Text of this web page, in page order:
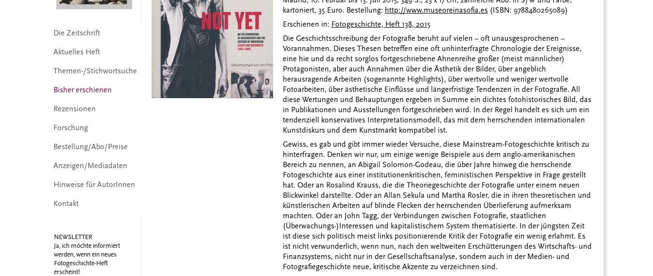
Die Zeitschrift
Aktuelles Heft
Themen-/Stichwortsuche
Bisher erschienen
Rezensionen
Forschung
Bestellung/Abo/Preise
Anzeigen/Mediadaten
Hinweise für AutorInnen
Kontakt
NEWSLETTER
Ja, ich möchte informiert
werden, wenn ein neues
Fotogeschichte-Heft
erscheint!
kartoniert, 35 Euro. Bestellung: http://www.museoreinasofia.es (ISBN: 9788480265089)
Erschienen in: Fotogeschichte, Heft 138, 2015
Die Geschichtsschreibung der Fotografie beruht auf vielen – oft unausgesprochenen –
Vorannahmen. Dieses Thesen betreffen eine oft unhinterfragte Chronologie der Ereignisse,
eine hie und da recht sorglos fortgeschriebene Ahnenreihe großer (meist männlicher)
Protagonisten, aber auch Annahmen über die Ästhetik der Bilder, über angeblich
herausragende Arbeiten (sogenannte Highlights), über wertvolle und weniger wertvolle
Fotoarbeiten, über ästhetische Einflüsse und längerfristige Tendenzen in der Fotografie. All
diese Wertungen und Behauptungen ergeben in Summe ein dichtes fotohistorisches Bild, das
in Publikationen und Ausstellungen fortgeschrieben wird. In der Regel handelt es sich um ein
tendenziell konservatives Interpretationsmodell, das mit dem herrschenden internationalen
Kunstdiskurs und dem Kunstmarkt kompatibel ist.
Gewiss, es gab und gibt immer wieder Versuche, diese Mainstream-Fotogeschichte kritisch zu
hinterfragen. Denken wir nur, um einige wenige Beispiele aus dem anglo-amerikanischen
Bereich zu nennen, an Abigail Solomon-Godeau, die über Jahre hinweg die herrschende
Fotogeschichte aus einer institutionenkritischen, feministischen Perspektive in Frage gestellt
hat. Oder an Rosalind Krauss, die die Theoriegeschichte der Fotografie unter einem neuen
Blickwinkel darstellte. Oder an Allan Sekula und Martha Rosler, die in ihren theoretischen und
künstlerischen Arbeiten auf blinde Flecken der herrschenden Überlieferung aufmerksam
machten. Oder an John Tagg, der Verbindungen zwischen Fotografie, staatlichen
(Überwachungs-)Interessen und kapitalistischem System thematisierte. In der jüngsten Zeit
ist diese sich politisch meist links positionierende Kritik der Fotografie ein wenig erlahmt. Es
ist nicht verwunderlich, wenn nun, nach den weltweiten Erschütterungen des Wirtschafts- und
Finanzsystems, nicht nur in der Gesellschaftsanalyse, sondern auch in der Medien- und
Fotografiegeschichte neue, kritische Akzente zu verzeichnen sind.